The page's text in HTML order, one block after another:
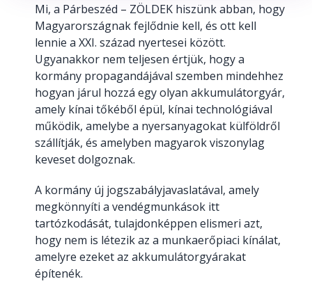
Mi, a Párbeszéd – ZÖLDEK hiszünk abban, hogy
Magyarországnak fejlődnie kell, és ott kell
lennie a XXI. század nyertesei között.
Ugyanakkor nem teljesen értjük, hogy a
kormány propagandájával szemben mindehhez
hogyan járul hozzá egy olyan akkumulátorgyár,
amely kínai tőkéből épül, kínai technológiával
működik, amelybe a nyersanyagokat külföldről
szállítják, és amelyben magyarok viszonylag
keveset dolgoznak.
A kormány új jogszabályjavaslatával, amely
megkönnyíti a vendégmunkások itt
tartózkodását, tulajdonképpen elismeri azt,
hogy nem is létezik az a munkaerőpiaci kínálat,
amelyre ezeket az akkumulátorgyárakat
építenék.